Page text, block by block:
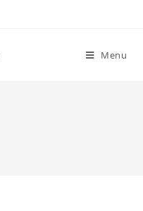
Menu